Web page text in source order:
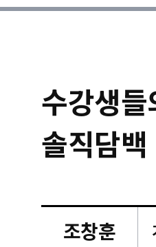
수강생들
솔직담
조창훈